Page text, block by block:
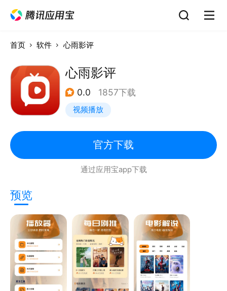
首页 软件 心雨影评
心雨影评
0.0 1857下载
视频播放
官方下载
通过应用宝app下载
预览